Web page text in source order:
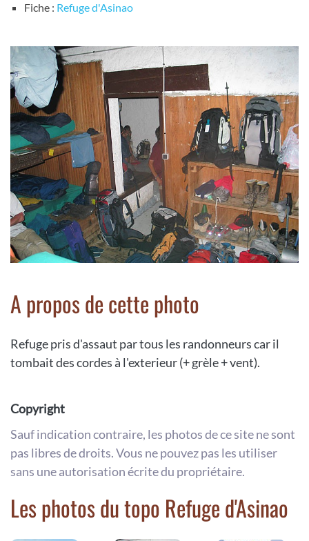
Fiche : Refuge d'Asinao
A propos de cette photo
Refuge pris d'assaut par tous les randonneurs car il
tombait des cordes à l'exterieur (+ grèle + vent).
Copyright
Sauf indication contraire, les photos de ce site ne sont
pas libres de droits. Vous ne pouvez pas les utiliser
sans une autorisation écrite du propriétaire.
Les photos du topo Refuge d'Asinao